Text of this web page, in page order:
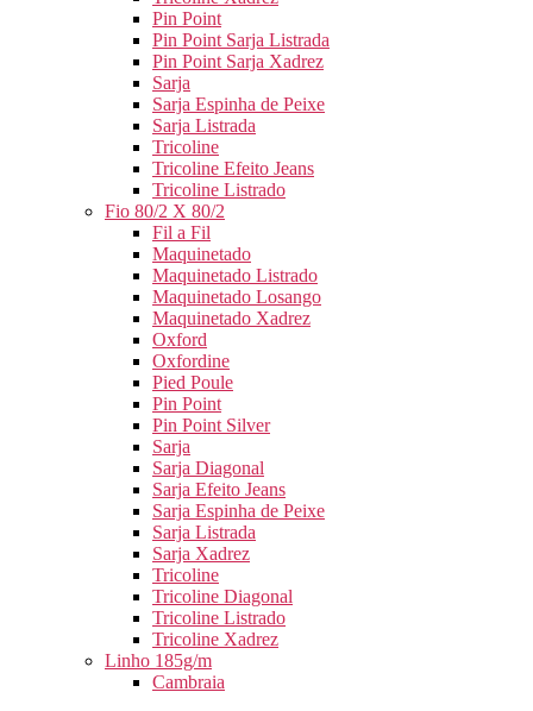
Pin Point
Pin Point Sarja Listrada
Pin Point Sarja Xadrez
Sarja
Sarja Espinha de Peixe
Sarja Listrada
Tricoline
Tricoline Efeito Jeans
Tricoline Listrado
Fio 80/2 X 80/2
Fil a Fil
Maquinetado
Maquinetado Listrado
Maquinetado Losango
Maquinetado Xadrez
Oxford
Oxfordine
Pied Poule
Pin Point
Pin Point Silver
Sarja
Sarja Diagonal
Sarja Efeito Jeans
Sarja Espinha de Peixe
Sarja Listrada
Sarja Xadrez
Tricoline
Tricoline Diagonal
Tricoline Listrado
Tricoline Xadrez
Linho 185g/m
Cambraia